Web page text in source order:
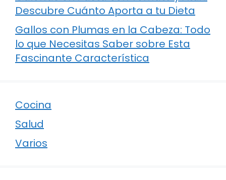
Descubre Cuánto Aporta a tu Dieta
Gallos con Plumas en la Cabeza: Todo
lo que Necesitas Saber sobre Esta
Fascinante Característica
Cocina
Salud
Varios